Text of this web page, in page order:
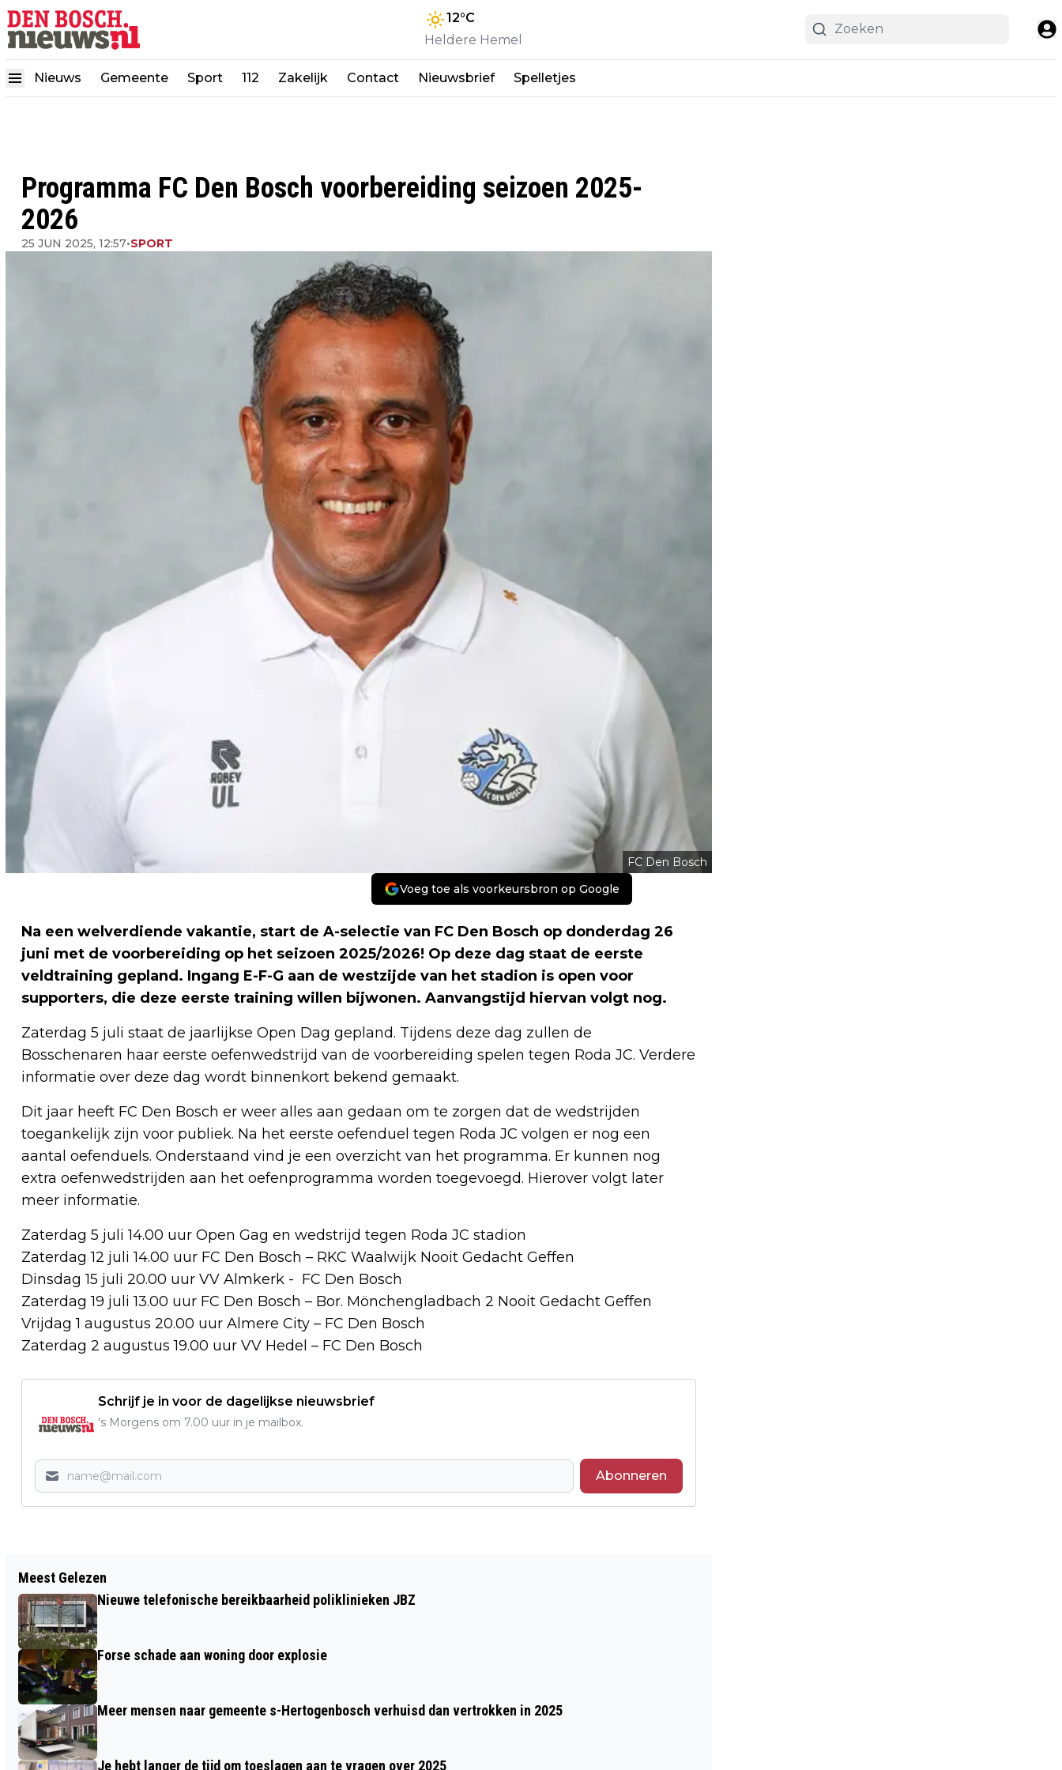
12°C
Heldere Hemel
Nieuws Gemeente Sport 112 Zakelijk Contact Nieuwsbrief Spelletjes
Programma FC Den Bosch voorbereiding seizoen 2025-
2026
25 JUN 2025, 12:57•SPORT
FC Den Bosch
Voeg toe als voorkeursbron op Google
Na een welverdiende vakantie, start de A-selectie van FC Den Bosch op donderdag 26
juni met de voorbereiding op het seizoen 2025/2026! Op deze dag staat de eerste
veldtraining gepland. Ingang E-F-G aan de westzijde van het stadion is open voor
supporters, die deze eerste training willen bijwonen. Aanvangstijd hiervan volgt nog.
Zaterdag 5 juli staat de jaarlijkse Open Dag gepland. Tijdens deze dag zullen de
Bosschenaren haar eerste oefenwedstrijd van de voorbereiding spelen tegen Roda JC. Verdere
informatie over deze dag wordt binnenkort bekend gemaakt.
Dit jaar heeft FC Den Bosch er weer alles aan gedaan om te zorgen dat de wedstrijden
toegankelijk zijn voor publiek. Na het eerste oefenduel tegen Roda JC volgen er nog een
aantal oefenduels. Onderstaand vind je een overzicht van het programma. Er kunnen nog
extra oefenwedstrijden aan het oefenprogramma worden toegevoegd. Hierover volgt later
meer informatie.
Zaterdag 5 juli 14.00 uur Open Gag en wedstrijd tegen Roda JC stadion
Zaterdag 12 juli 14.00 uur FC Den Bosch – RKC Waalwijk Nooit Gedacht Geffen
Dinsdag 15 juli 20.00 uur VV Almkerk - FC Den Bosch
Zaterdag 19 juli 13.00 uur FC Den Bosch – Bor. Mönchengladbach 2 Nooit Gedacht Geffen
Vrijdag 1 augustus 20.00 uur Almere City – FC Den Bosch
Zaterdag 2 augustus 19.00 uur VV Hedel – FC Den Bosch
Schrijf je in voor de dagelijkse nieuwsbrief
's Morgens om 7.00 uur in je mailbox.
Abonneren
EERSTE HELFT VAN 2025 WAS
RECORDZONNIG
BIJ GEMEENTE OSS
Meest Gelezen
Nieuwe telefonische bereikbaarheid poliklinieken JBZ
Forse schade aan woning door explosie
Meer mensen naar gemeente s-Hertogenbosch verhuisd dan vertrokken in 2025
Je hebt langer de tijd om toeslagen aan te vragen over 2025